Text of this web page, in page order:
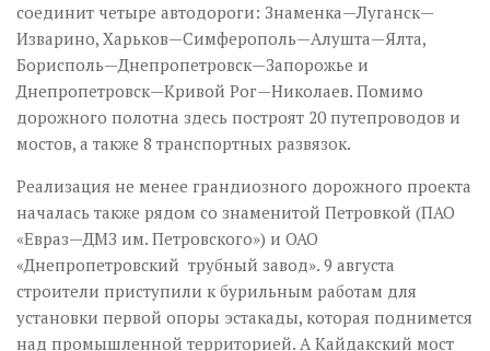
соединит четыре автодороги: Знаменка—Луганск—
Изварино, Харьков—Симферополь—Алушта—Ялта,
Борисполь—Днепропетровск—Запорожье и
Днепропетровск—Кривой Рог—Николаев. Помимо
дорожного полотна здесь построят 20 путепроводов и
мостов, а также 8 транспортных развязок.
Реализация не менее грандиозного дорожного проекта
началась также рядом со знаменитой Петровкой (ПАО
«Евраз—ДМЗ им. Петровского») и ОАО
«Днепропетровский трубный завод». 9 августа
строители приступили к бурильным работам для
установки первой опоры эстакады, которая поднимется
над промышленной территорией. А Кайдакский мост